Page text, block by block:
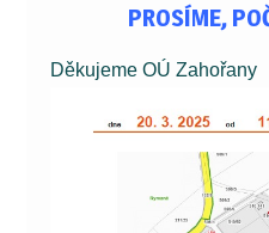
PROSÍME,
Děkujeme OÚ Zahořany